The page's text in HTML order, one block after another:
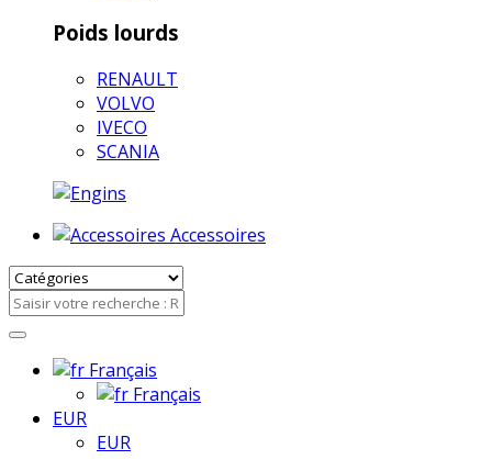
Poids lourds
RENAULT
VOLVO
IVECO
SCANIA
Accessoires
Français
Français
EUR
EUR